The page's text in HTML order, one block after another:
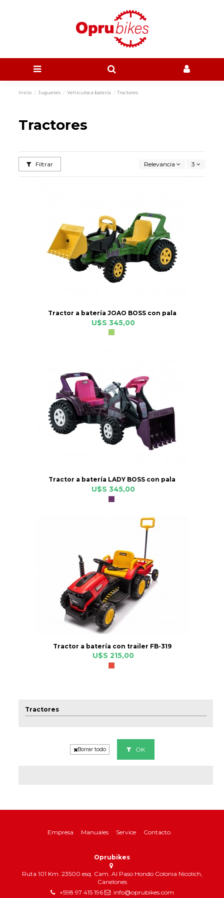
Inicio Juguetes Vehículos a batería Tractores
Tractores
Filtrar Relevancia 3
Tractor a batería JOAO BOSS con pala
U$S 345,00
Verde
Tractor a batería LADY BOSS con pala
U$S 345,00
Violeta
Tractor a batería con trailer FB-319
U$S 215,00
Rojo
Tractores
Borrar todo OK
Empresa Manuales Service Contacto
Oprubikes
Ruta 101 Km. 23500 esq. Cam. Al Paso Hondo Colonia Nicolich,
Canelones
+598 97 415 196
info@oprubikes.com